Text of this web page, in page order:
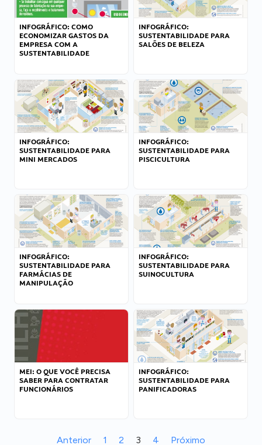
INFOGRÁFICO: COMO
ECONOMIZAR GASTOS DA
EMPRESA COM A
SUSTENTABILIDADE
INFOGRÁFICO:
SUSTENTABILIDADE PARA
SALÕES DE BELEZA
INFOGRÁFICO:
SUSTENTABILIDADE PARA
MINI MERCADOS
INFOGRÁFICO:
SUSTENTABILIDADE PARA
PISCICULTURA
INFOGRÁFICO:
SUSTENTABILIDADE PARA
FARMÁCIAS DE
MANIPULAÇÃO
INFOGRÁFICO:
SUSTENTABILIDADE PARA
SUINOCULTURA
MEI: O QUE VOCÊ PRECISA
SABER PARA CONTRATAR
FUNCIONÁRIOS
INFOGRÁFICO:
SUSTENTABILIDADE PARA
PANIFICADORAS
Anterior 1 2 3 4 Próximo